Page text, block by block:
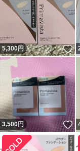
5,300円
3,500円